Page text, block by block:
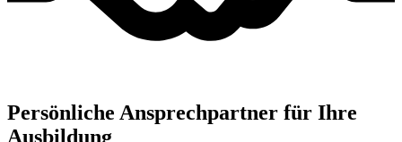
Persönliche Ansprechpartner für Ihre
Ausbildung